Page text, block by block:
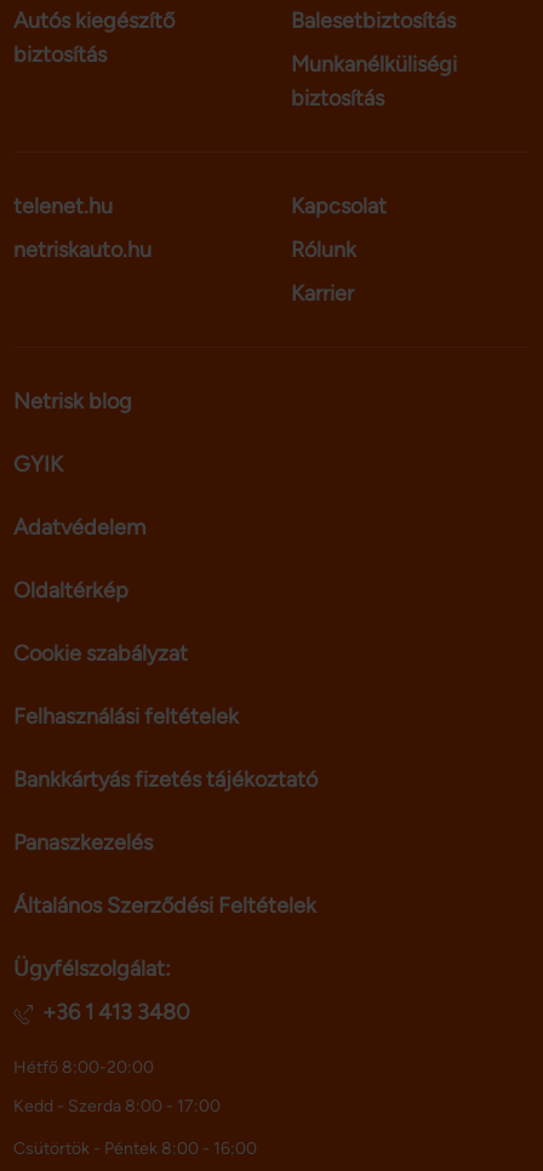
Autós kiegészítő
biztosítás
Balesetbiztosítás
Munkanélküliségi
biztosítás
telenet.hu
netriskauto.hu
Kapcsolat
Rólunk
Karrier
Netrisk blog
GYIK
Adatvédelem
Oldaltérkép
Cookie szabályzat
Felhasználási feltételek
Bankkártyás fizetés tájékoztató
Panaszkezelés
Általános Szerződési Feltételek
Ügyfélszolgálat:
+36 1 413 3480
Hétfő 8:00-20:00
Kedd - Szerda 8:00 - 17:00
Csütörtök - Péntek 8:00 - 16:00